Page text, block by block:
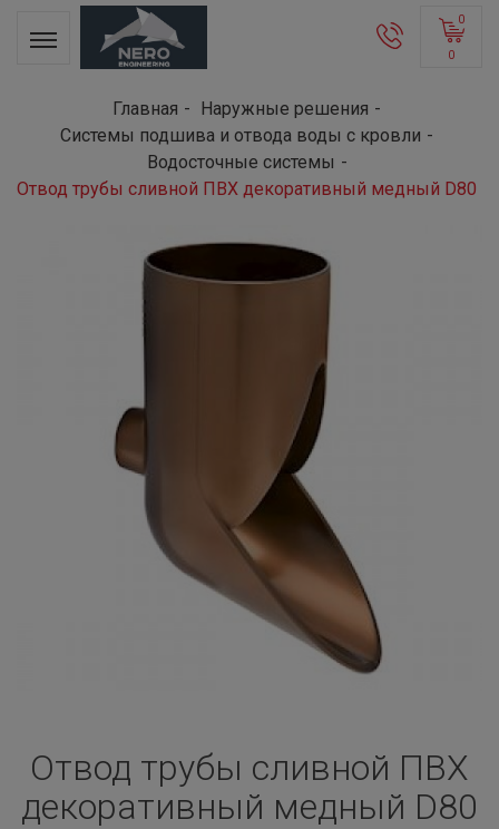
0
0
Главная
Наружные решения
Системы подшива и отвода воды с кровли
Водосточные системы
Отвод трубы сливной ПВХ декоративный медный D80
Отвод трубы сливной ПВХ
декоративный медный D80